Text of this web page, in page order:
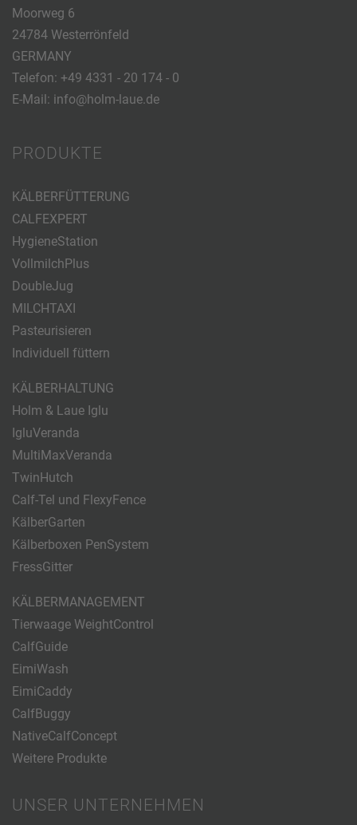
Moorweg 6
24784 Westerrönfeld
GERMANY
Telefon: +49 4331 - 20 174 - 0
E-Mail: info@holm-laue.de
PRODUKTE
KÄLBERFÜTTERUNG
CALFEXPERT
HygieneStation
VollmilchPlus
DoubleJug
MILCHTAXI
Pasteurisieren
Individuell füttern
KÄLBERHALTUNG
Holm & Laue Iglu
IgluVeranda
MultiMaxVeranda
TwinHutch
Calf-Tel und FlexyFence
KälberGarten
Kälberboxen PenSystem
FressGitter
KÄLBERMANAGEMENT
Tierwaage WeightControl
CalfGuide
EimiWash
EimiCaddy
CalfBuggy
NativeCalfConcept
Weitere Produkte
UNSER UNTERNEHMEN